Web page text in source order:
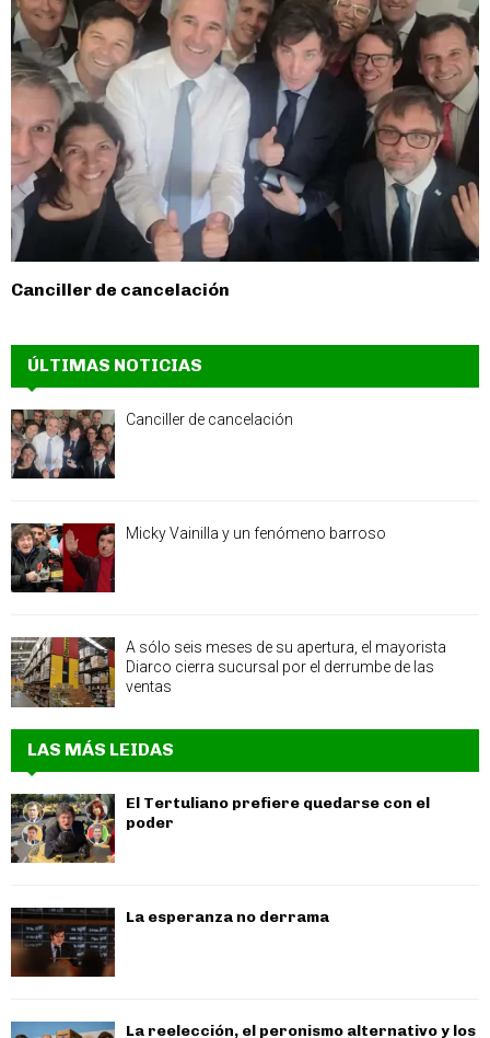
Canciller de cancelación
ÚLTIMAS NOTICIAS
Canciller de cancelación
Micky Vainilla y un fenómeno barroso
A sólo seis meses de su apertura, el mayorista
Diarco cierra sucursal por el derrumbe de las
ventas
LAS MÁS LEIDAS
El Tertuliano prefiere quedarse con el
poder
La esperanza no derrama
La reelección, el peronismo alternativo y los